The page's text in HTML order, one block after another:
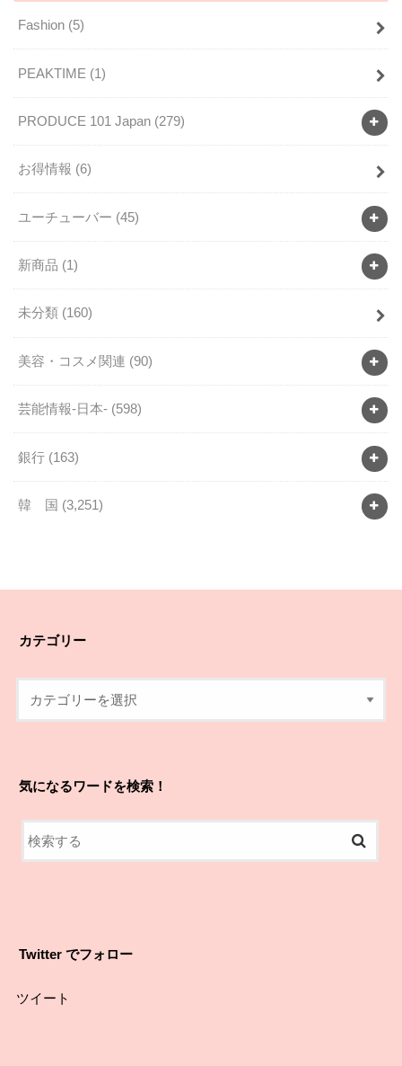
Fashion (5)
PEAKTIME (1)
PRODUCE 101 Japan (279)
お得情報 (6)
ユーチューバー (45)
新商品 (1)
未分類 (160)
美容・コスメ関連 (90)
芸能情報-日本- (598)
銀行 (163)
韓 国 (3,251)
カテゴリー
気になるワードを検索！
Twitter でフォロー
ツイート